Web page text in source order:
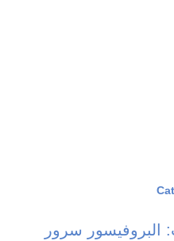
البروفيسور سرور